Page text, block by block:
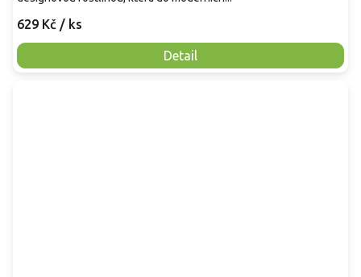
629 Kč / ks
Detail